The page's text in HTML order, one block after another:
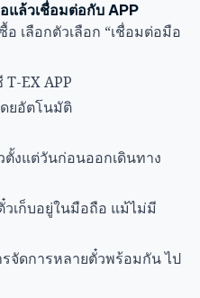
แล้วเชื่อมต่อกับ APP
เลือกตัวเลือก “เชื่อมต่อมือ
EX APP
ยอัตโนมัติ
งแต่วันก่อนออกเดินทาง
วเก็บอยู่ในมือถือ แม้ไม่มี
จัดการหลายตั๋วพร้อมกัน ไป